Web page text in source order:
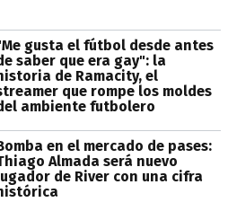
gusta el fútbol desde antes
saber que era gay": la
de Ramacity, el
que rompe los moldes
ambiente futbolero
en el mercado de pases:
Almada será nuevo
de River con una cifra